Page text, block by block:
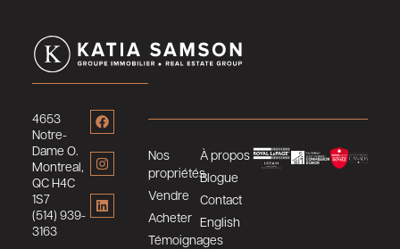
4653
Notre-
Dame O.
Montreal,
QC H4C
1S7
(514) 939-
3163
Nos
propriétés
Vendre
Acheter
Témoignages
À propos
Blogue
Contact
English